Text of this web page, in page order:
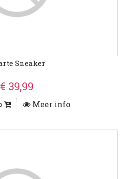
Sneaker
€ 39,99
Meer info